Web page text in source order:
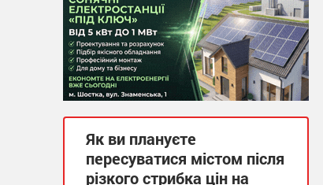
Як ви плануєте
пересуватися містом після
різкого стрибка цін на